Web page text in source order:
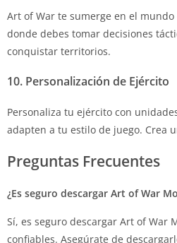
Art of War te sumerge en el
donde debes tomar decisiones
conquistar territorios.
10. Personalización de Ejército
Personaliza tu ejército con
adapten a tu estilo de juego. Crea
Preguntas Frecuentes
¿Es seguro descargar Art of War
Sí, es seguro descargar Art of War
confiables. Asegúrate de